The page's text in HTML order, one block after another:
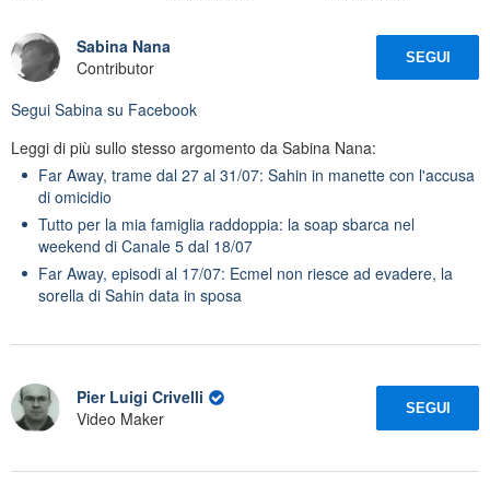
Sabina Nana
Contributor
SEGUI
Segui Sabina su Facebook
Leggi di più sullo stesso argomento da Sabina Nana:
Far Away, trame dal 27 al 31/07: Sahin in manette con l'accusa
di omicidio
Tutto per la mia famiglia raddoppia: la soap sbarca nel
weekend di Canale 5 dal 18/07
Far Away, episodi al 17/07: Ecmel non riesce ad evadere, la
sorella di Sahin data in sposa
Pier Luigi Crivelli
Video Maker
SEGUI